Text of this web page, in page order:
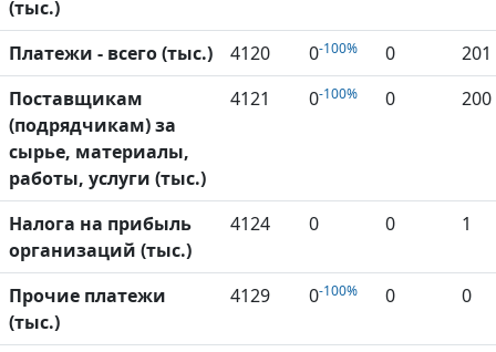
(тыс.)
Платежи - всего (тыс.) 4120 0-100% 0
201
Поставщикам
(подрядчикам) за
сырье, материалы,
работы, услуги (тыс.)
4121 0-100% 0 200
Налога на прибыль
организаций (тыс.)
4124 0 0 1
Прочие платежи
(тыс.)
4129 0-100% 0 0